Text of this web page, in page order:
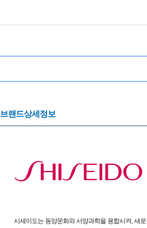
브랜드상세정보
시세이도는 동양문화와 서양과학을 융합시켜, 새